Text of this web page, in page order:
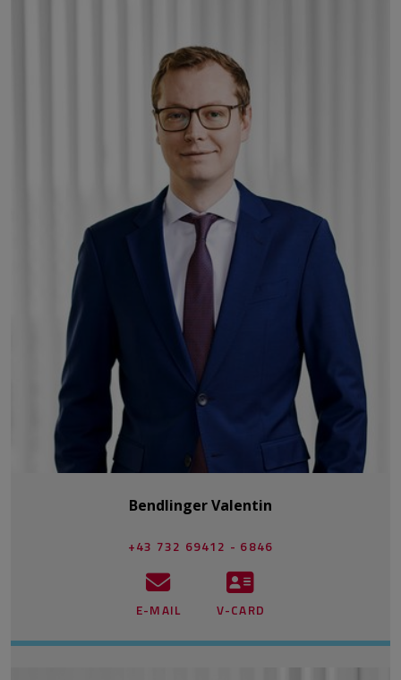
Bendlinger Valentin
+43 732 69412 - 6846
E-MAIL V-CARD